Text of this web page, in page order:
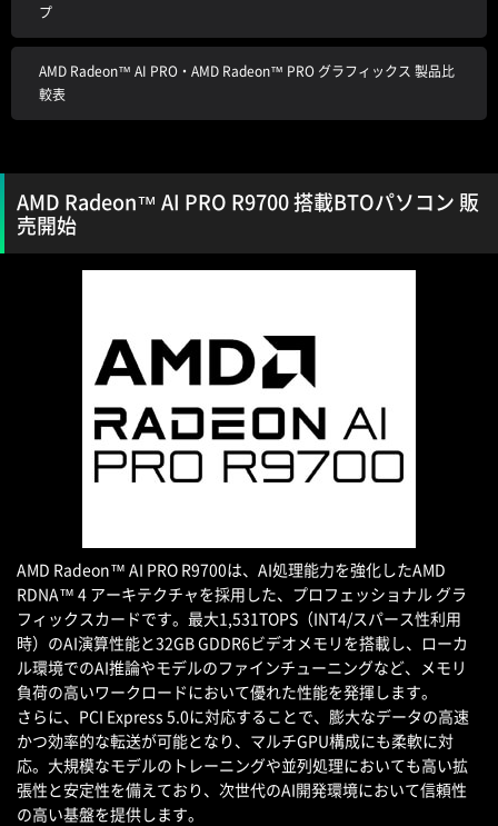
プ
AMD Radeon™ AI PRO・AMD Radeon™ PRO グラフィックス 製品比
較表
AMD Radeon™ AI PRO R9700 搭載BTOパソコン 販
売開始
AMD Radeon™ AI PRO R9700は、AI処理能力を強化したAMD
RDNA™ 4 アーキテクチャを採用した、プロフェッショナル グラ
フィックスカードです。最大1,531TOPS（INT4/スパース性利用
時）のAI演算性能と32GB GDDR6ビデオメモリを搭載し、ローカ
ル環境でのAI推論やモデルのファインチューニングなど、メモリ
負荷の高いワークロードにおいて優れた性能を発揮します。
さらに、PCI Express 5.0に対応することで、膨大なデータの高速
かつ効率的な転送が可能となり、マルチGPU構成にも柔軟に対
応。大規模なモデルのトレーニングや並列処理においても高い拡
張性と安定性を備えており、次世代のAI開発環境において信頼性
の高い基盤を提供します。